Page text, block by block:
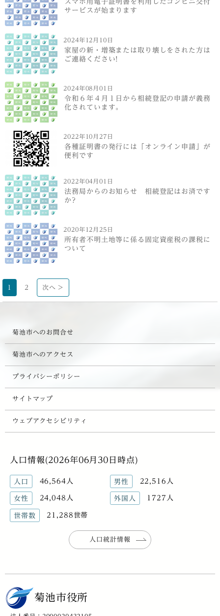
サービスが始まります
2024年12月10日
家屋の新・増築または取り壊しをされた方は
ご連絡ください!
2024年08月01日
令和６年４月１日から相続登記の申請が義務
化されています。
2022年10月27日
各種証明書の発行には「オンライン申請」が
便利です
2022年04月01日
法務局からのお知らせ 相続登記はお済です
か?
2020年12月25日
所有者不明土地等に係る固定資産税の課税に
ついて
2 次へ >
菊池市へのお問合せ
菊池市へのアクセス
プライバシーポリシー
サイトマップ
ウェブアクセシビリティ
人口情報(2026年06月30日時点)
人口 46,564人 男性 22,516人
女性 24,048人 外国人 1727人
世帯数 21,288世帯
人口統計情報
菊池市役所